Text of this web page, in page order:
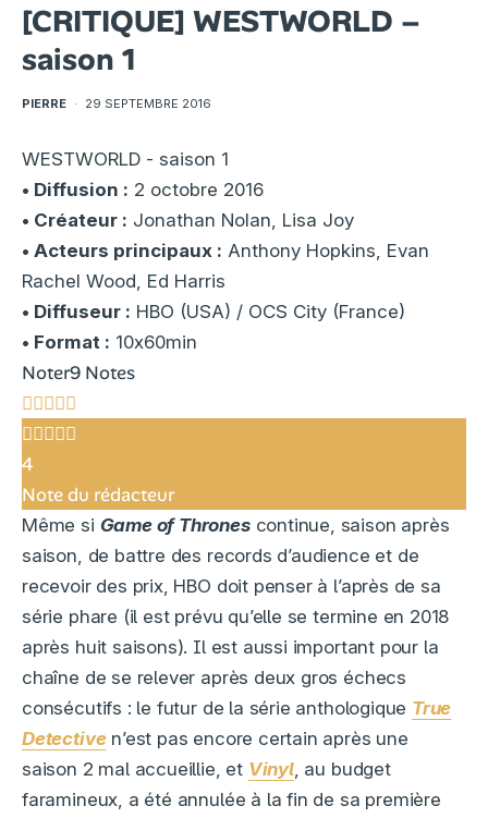
[CRITIQUE] WESTWORLD –
saison 1
PIERRE · 29 SEPTEMBRE 2016
WESTWORLD - saison 1
• Diffusion : 2 octobre 2016
• Créateur : Jonathan Nolan, Lisa Joy
• Acteurs principaux : Anthony Hopkins, Evan
Rachel Wood, Ed Harris
• Diffuseur : HBO (USA) / OCS City (France)
• Format : 10x60min
Noter9 Notes
4
Note du rédacteur
Même si Game of Thronescontinue, saison après
saison, de battre des records d’audience et de
recevoir des prix, HBO doit penser à l’après de sa
série phare (il est prévu qu’elle se termine en 2018
après huit saisons). Il est aussi important pour la
chaîne de se relever après deux gros échecs
consécutifs : le futur de la série anthologique True
Detectiven’est pas encore certain après une
saison 2 mal accueillie, et Vinyl, au budget
faramineux, a été annulée à la fin de sa première